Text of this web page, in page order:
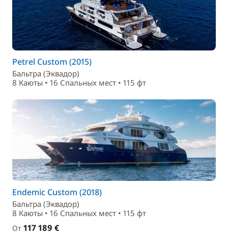
Petrel Custom (2015)
Бальтра (Эквадор)
8 Каюты • 16 Спальныx мест • 115 фт
Endemic Custom (2018)
Бальтра (Эквадор)
8 Каюты • 16 Спальныx мест • 115 фт
От 117 189 €